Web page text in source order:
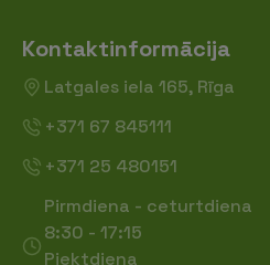
Kontaktinformācija
Latgales iela 165, Rīga
+371 67 845111
+371 25 480151
Pirmdiena - ceturtdiena
8:30 - 17:15
Piektdiena